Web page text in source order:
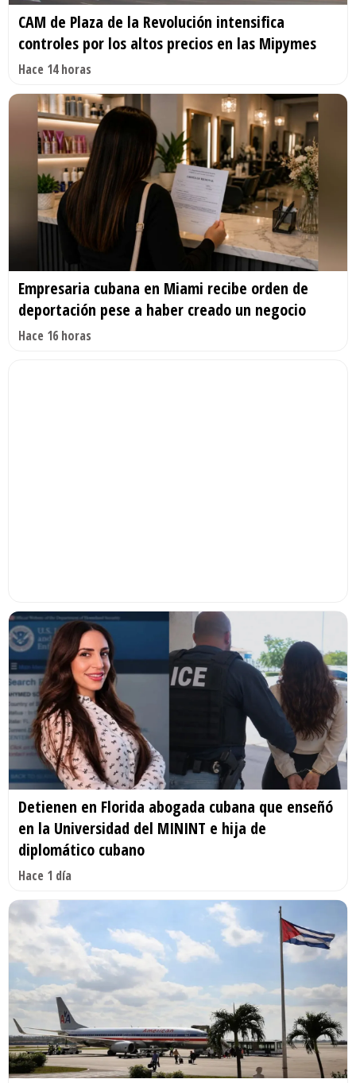
CAM de Plaza de la Revolución intensifica
controles por los altos precios en las Mipymes
Hace 14 horas
Empresaria cubana en Miami recibe orden de
deportación pese a haber creado un negocio
Hace 16 horas
Detienen en Florida abogada cubana que enseñó
en la Universidad del MININT e hija de
diplomático cubano
Hace 1 día